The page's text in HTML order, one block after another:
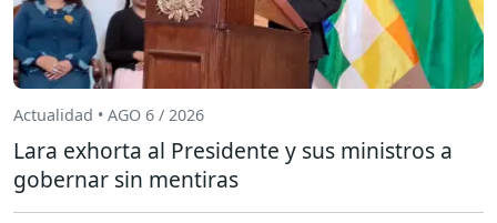
Actualidad • AGO 6 / 2026
Lara exhorta al Presidente y sus ministros a
gobernar sin mentiras